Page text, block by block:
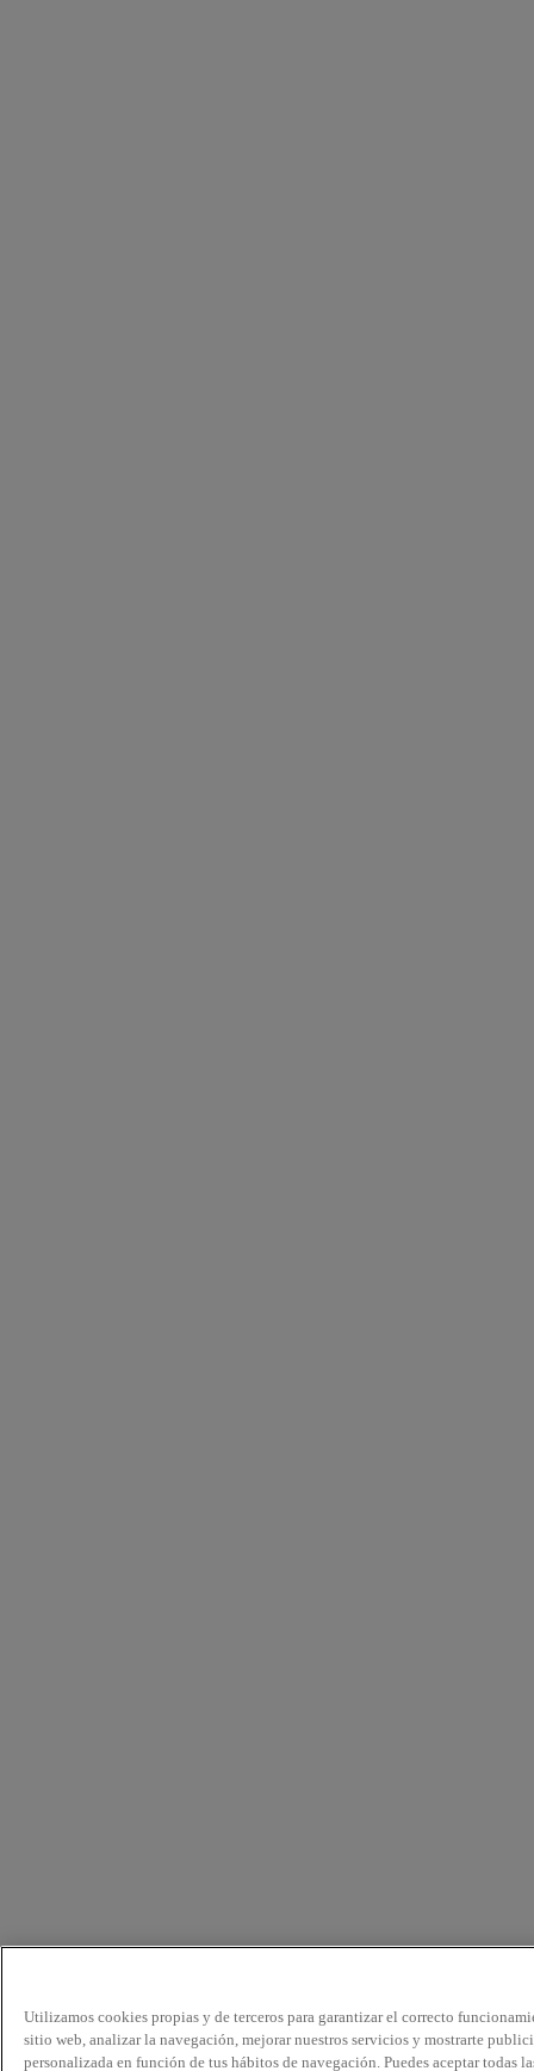
Utilizamos cookies propias y de terceros para garantizar el correcto
sitio web, analizar la navegación, mejorar nuestros servicios y mostrarte
personalizada en función de tus hábitos de navegación. Puedes aceptar todas